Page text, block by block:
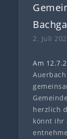
2. Juli
Am 12.7.
herzlich
könnt ihr